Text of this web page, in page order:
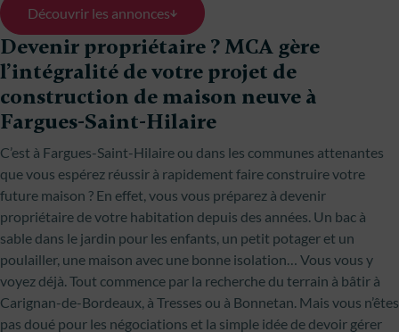
Découvrir les annonces
Devenir propriétaire ? MCA gère
l’intégralité de votre projet de
construction de maison neuve à
Fargues-Saint-Hilaire
C’est à Fargues-Saint-Hilaire ou dans les communes attenantes
que vous espérez réussir à rapidement faire construire votre
future maison ? En effet, vous vous préparez à devenir
propriétaire de votre habitation depuis des années. Un bac à
sable dans le jardin pour les enfants, un petit potager et un
poulailler, une maison avec une bonne isolation… Vous vous y
voyez déjà. Tout commence par la recherche du terrain à bâtir à
Carignan-de-Bordeaux, à Tresses ou à Bonnetan. Mais vous n’êtes
pas doué pour les négociations et la simple idée de devoir gérer